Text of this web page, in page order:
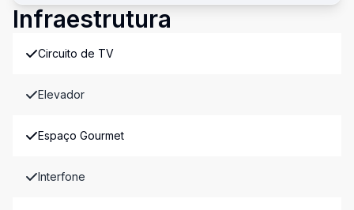
Infraestrutura
Circuito de TV
Elevador
Espaço Gourmet
Interfone